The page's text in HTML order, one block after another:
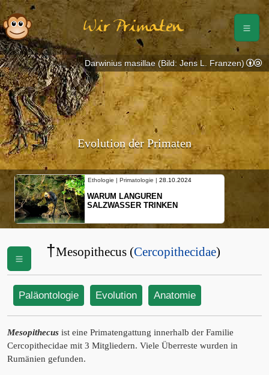
Wir Primaten
Evolution der Primaten
Ethologie | Primatologie |10.10.2024
NEUES VON WEIBLICHEN
SCHOPFGIBBONS UND IHRER
Darwinius masillae (Bild: Jens L. Franzen)
†Mesopithecus (Cercopithecidae)
Paläontologie Evolution Anatomie
Mesopithecus ist eine Primatengattung innerhalb der Familie
Cercopithecidae mit 3 Mitgliedern. Viele Überreste wurden in
Rumänien gefunden.